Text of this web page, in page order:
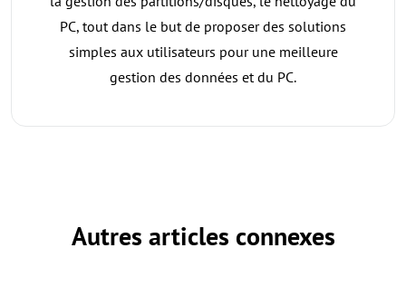
PC, tout dans le but de proposer des solutions
simples aux utilisateurs pour une meilleure
gestion des données et du PC.
Autres articles connexes